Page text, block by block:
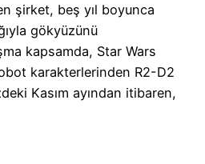
şirket, beş yıl boyunca
gökyüzünü
kapsamda, Star Wars
karakterlerinden R2-D2
Kasım ayından itibaren,